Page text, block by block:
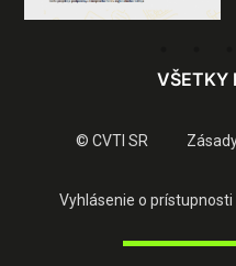
VŠETKY
© CVTI SR
Vyhlásenie o prístupnosti